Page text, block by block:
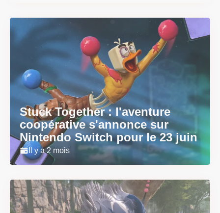
Stuck Together : l'aventure
coopérative s'annonce sur
Nintendo Switch pour le 23 juin
Il y a 2 mois